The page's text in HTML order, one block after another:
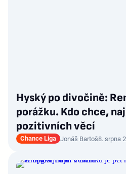
Hyský po divočině:
porážku. Kdo chce,
pozitivních věcí
Chance Liga Jonáš Bartoš8. srpna